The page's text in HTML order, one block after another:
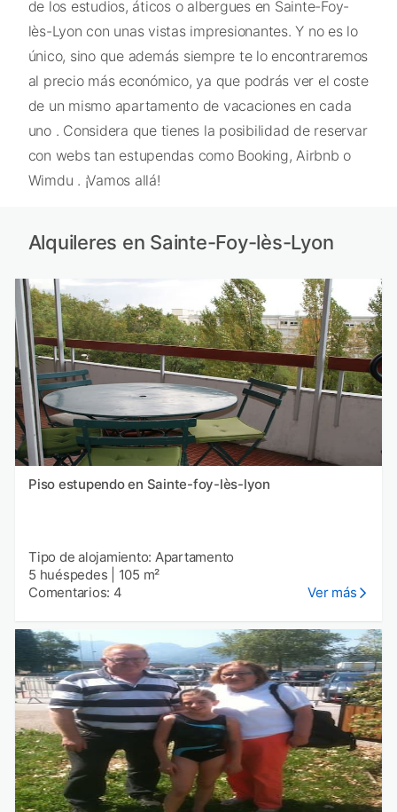
de los estudios, áticos o albergues en Sainte-Foy-
lès-Lyon con unas vistas impresionantes. Y no es lo
único, sino que además siempre te lo encontraremos
al precio más económico, ya que podrás ver el coste
de un mismo apartamento de vacaciones en cada
uno . Considera que tienes la posibilidad de reservar
con webs tan estupendas como Booking, Airbnb o
Wimdu . ¡Vamos allá!
Alquileres en Sainte-Foy-lès-Lyon
Piso estupendo en Sainte-foy-lès-lyon
Tipo de alojamiento: Apartamento
5 huéspedes
105 m²
Comentarios: 4
Ver más